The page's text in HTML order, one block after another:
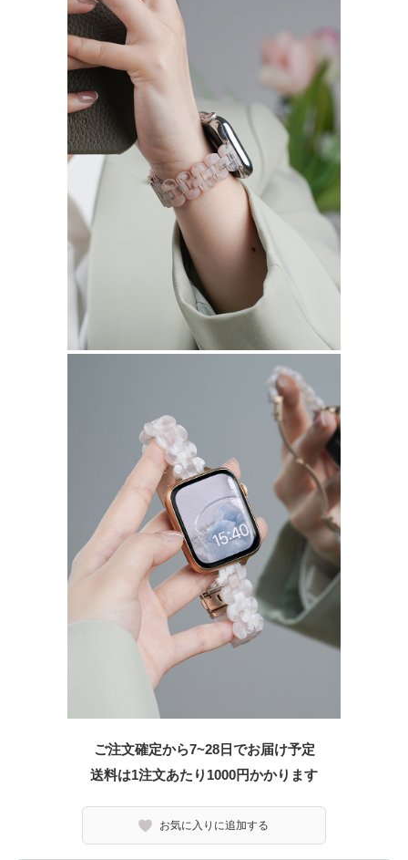
ご注文確定から7~28日でお届け予定
送料は1注文あたり 1000円かかります
お気に入りに追加する